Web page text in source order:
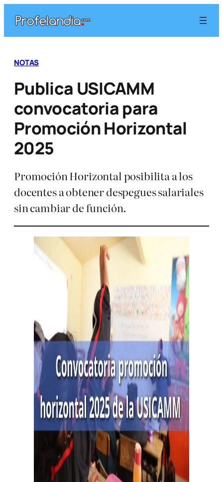
contenido
NOTAS
Publica USICAMM
convocatoria para
Promoción Horizontal
2025
Promoción Horizontal posibilita a los
docentes a obtener despegues salariales
sin cambiar de función.